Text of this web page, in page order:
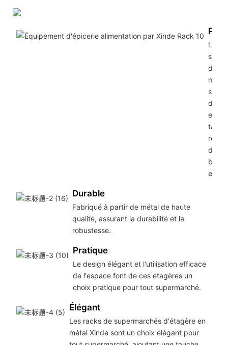
Les
sont
en
Durable
Fabriqué à partir de métal de haute
qualité, assurant la durabilité et la
robustesse.
Pratique
Le design élégant et l'utilisation efficace
de l'espace font de ces étagères un
choix pratique pour tout supermarché.
Élégant
Les racks de supermarchés d'étagère en
métal Xinde sont un choix élégant pour